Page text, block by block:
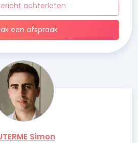
achterlaten
een afspraak
Simon